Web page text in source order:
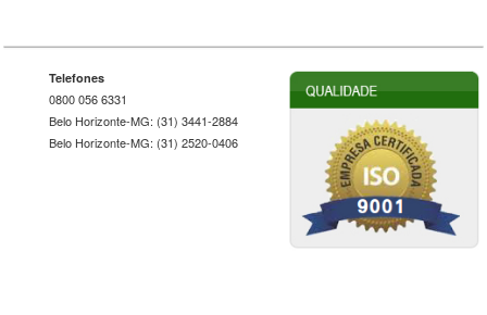
Telefones
0800 056 6331
Belo Horizonte-MG: (31) 3441-2884
Belo Horizonte-MG: (31) 2520-0406